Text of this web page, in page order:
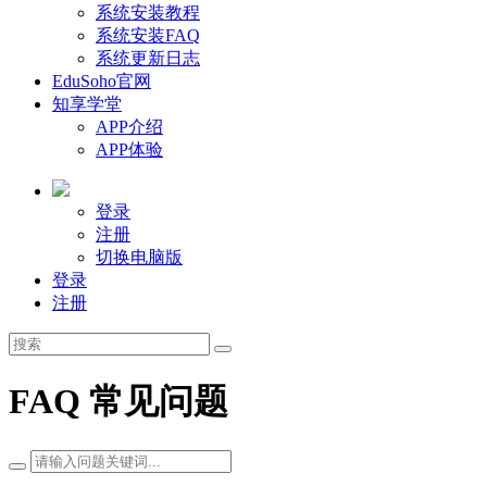
系统安装教程
系统安装FAQ
系统更新日志
EduSoho官网
知享学堂
APP介绍
APP体验
登录
注册
切换电脑版
登录
注册
FAQ 常见问题